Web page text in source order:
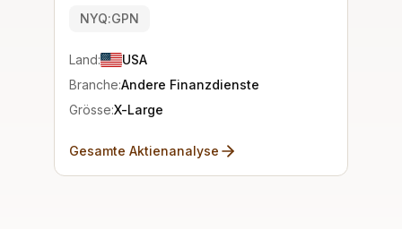
NYQ:GPN
Land:
USA
Branche:Andere Finanzdienste
Grösse:X-Large
Gesamte Aktienanalyse